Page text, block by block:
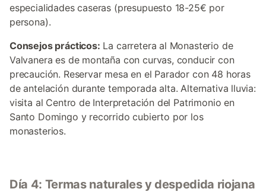
especialidades caseras (presupuesto 18-25€ por
persona).
Consejos prácticos: La carretera al Monasterio de
Valvanera es de montaña con curvas, conducir con
precaución. Reservar mesa en el Parador con 48 horas
de antelación durante temporada alta. Alternativa lluvia:
visita al Centro de Interpretación del Patrimonio en
Santo Domingo y recorrido cubierto por los
monasterios.
Día 4: Termas naturales y despedida riojana